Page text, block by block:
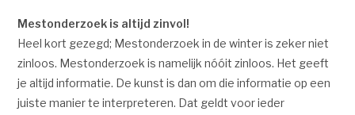
Mestonderzoek is altijd zinvol!
Heel kort gezegd; Mestonderzoek in de winter is zeker niet
zinloos. Mestonderzoek is namelijk nóóit zinloos. Het geeft
je altijd informatie. De kunst is dan om die informatie op een
juiste manier te interpreteren. Dat geldt voor ieder